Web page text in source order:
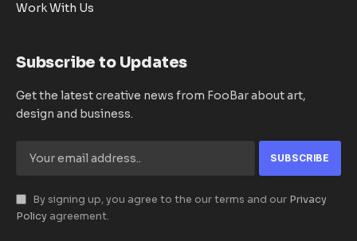
Work With Us
Subscribe to Updates
Get the latest creative news from FooBar about art,
design and business.
By signing up, you agree to the our terms and our Privacy
Policy agreement.